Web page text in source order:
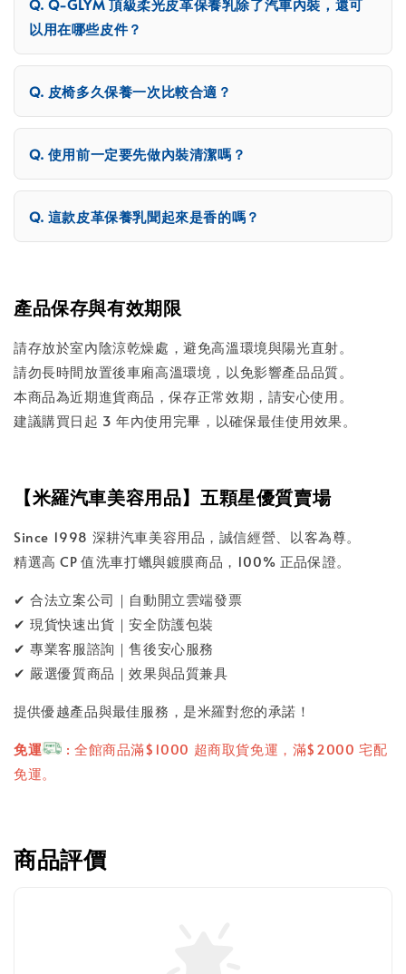
Q-GLYM 頂級柔光皮革保養乳除了汽車內裝，還可
以用在哪些皮件？
皮椅多久保養一次比較合適？
使用前一定要先做內裝清潔嗎？
這款皮革保養乳聞起來是香的嗎？
產品保存與有效期限
請存放於室內陰涼乾燥處，避免高溫環境與陽光直射。
請勿長時間放置後車廂高溫環境，以免影響產品品質。
本商品為近期進貨商品，保存正常效期，請安心使用。
建議購買日起 3 年內使用完畢，以確保最佳使用效果。
【米羅汽車美容用品】五顆星優質賣場
Since 1998 深耕汽車美容用品，誠信經營、以客為尊。
精選高 CP 值洗車打蠟與鍍膜商品，100% 正品保證。
✔ 合法立案公司｜自動開立雲端發票
✔ 現貨快速出貨｜安全防護包裝
✔ 專業客服諮詢｜售後安心服務
✔ 嚴選優質商品｜效果與品質兼具
提供優越產品與最佳服務，是米羅對您的承諾！
免運
: 全館商品滿$1000 超商取貨免運，滿$2000 宅配
免運。
商品評價